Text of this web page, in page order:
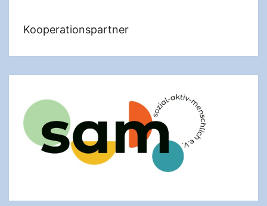
Kooperationspartner